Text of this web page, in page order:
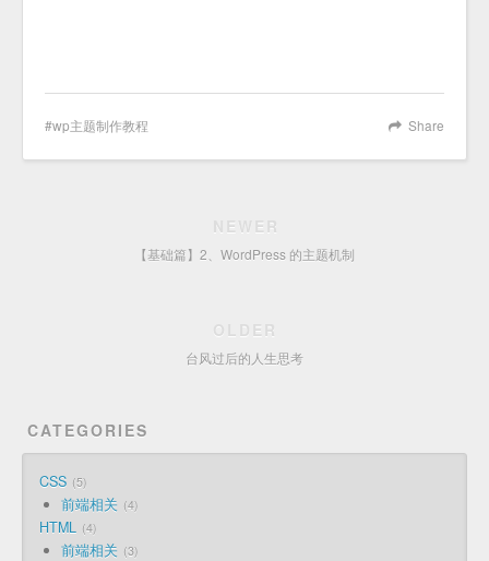
Share
wp主题制作教程
NEWER
【基础篇】2、WordPress 的主题机制
OLDER
台风过后的人生思考
CATEGORIES
CSS 5
前端相关 4
HTML 4
前端相关 3